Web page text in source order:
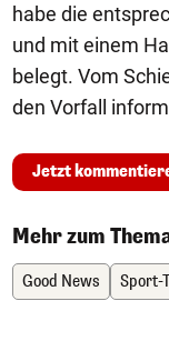
habe die
und mit einem
belegt. Vom
den Vorfall
Jetzt
Mehr zum
Good News Sport-